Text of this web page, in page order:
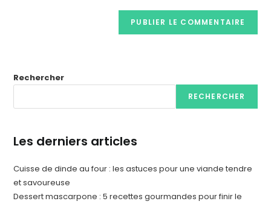
Rechercher
RECHERCHER
Les derniers articles
Cuisse de dinde au four : les astuces pour une viande tendre
et savoureuse
Dessert mascarpone : 5 recettes gourmandes pour finir le